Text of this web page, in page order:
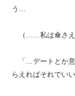
う…
（……私は傘さえ
「…デートとか意
らえればそれでい